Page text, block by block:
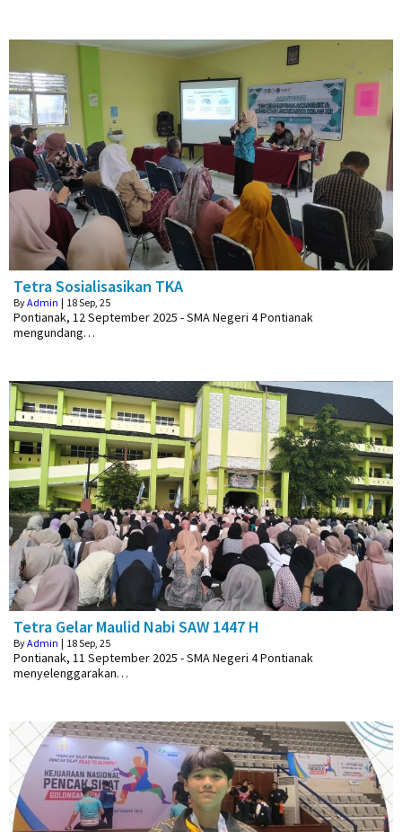
Tetra Sosialisasikan TKA
ByAdmin | 18Sep, 25
Pontianak, 12 September 2025 - SMA Negeri 4 Pontianak
mengundang…
Tetra Gelar Maulid Nabi SAW 1447 H
ByAdmin | 18Sep, 25
Pontianak, 11 September 2025 - SMA Negeri 4 Pontianak
menyelenggarakan…